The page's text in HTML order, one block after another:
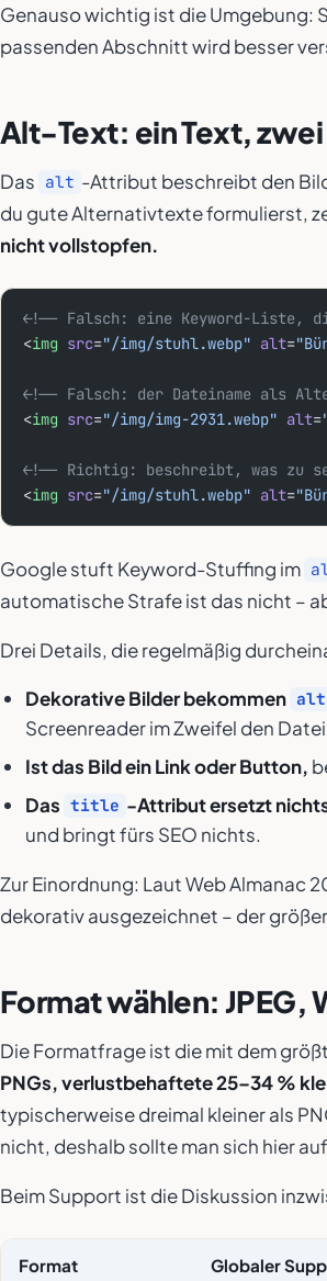
Genauso wichtig ist die Umgebung:
passenden Abschnitt wird besser
Alt-Text: ein Text,
Das alt -Attribut beschreibt den
du gute Alternativtexte formulierst,
nicht vollstopfen.
<!-- Falsch: eine Keyword-Liste,
<img src="/img/stuhl.webp" alt=
<!-- Falsch: der Dateiname als
<img src="/img/img-2931.webp" alt=
<!-- Richtig: beschreibt, was zu
<img src="/img/stuhl.webp" alt=
Google stuft Keyword-Stuffing im
automatische Strafe ist das nicht –
Drei Details, die regelmäßig
Dekorative Bilder bekommen
Screenreader im Zweifel den
Ist das Bild ein Link oder Button,
Das title -Attribut ersetzt
und bringt fürs SEO nichts.
Zur Einordnung: Laut Web Almanac
dekorativ ausgezeichnet – der
Format wählen: JPEG,
Die Formatfrage ist die mit dem
PNGs, verlustbehaftete 25–34 %
typischerweise dreimal kleiner als
nicht, deshalb sollte man sich hier
Beim Support ist die Diskussion
Format Globaler